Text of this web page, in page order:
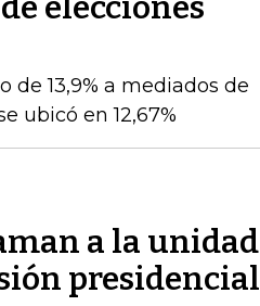
13,9% a mediados de
ubicó en 12,67%
a la unidad
presidencial